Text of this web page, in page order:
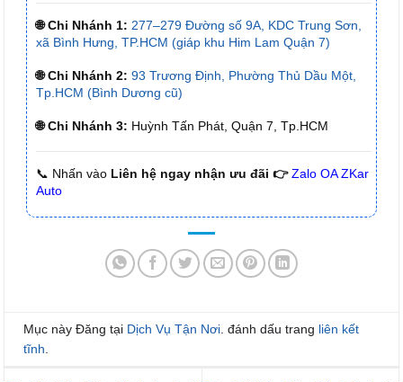
🌐 Chi Nhánh 1: 277–279 Đường số 9A, KDC Trung Sơn,
xã Bình Hưng, TP.HCM (giáp khu Him Lam Quận 7)
🌐 Chi Nhánh 2: 93 Trương Định, Phường Thủ Dầu Một,
Tp.HCM (Bình Dương cũ)
🌐 Chi Nhánh 3: Huỳnh Tấn Phát, Quận 7, Tp.HCM
📞 Nhấn vào Liên hệ ngay nhận ưu đãi 👉 Zalo OA ZKar
Auto
Mục này Đăng tại Dịch Vụ Tận Nơi . đánh dấu trang liên kết
tĩnh